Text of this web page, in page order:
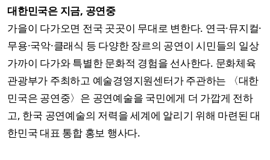
대한민국은 지금, 공연중
가을이 다가오면 전국 곳곳이 무대로 변한다. 연극·뮤지컬·
무용·국악·클래식 등 다양한 장르의 공연이 시민들의 일상
가까이 다가와 특별한 문화적 경험을 선사한다. 문화체육
관광부가 주최하고 예술경영지원센터가 주관하는 〈대한
민국은 공연중〉은 공연예술을 국민에게 더 가깝게 전하
고, 한국 공연예술의 저력을 세계에 알리기 위해 마련된 대
한민국 대표 통합 홍보 행사다.